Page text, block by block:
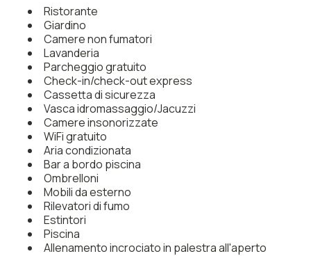
Ristorante
Giardino
Camere non fumatori
Lavanderia
Parcheggio gratuito
Check-in/check-out express
Cassetta di sicurezza
Vasca idromassaggio/Jacuzzi
Camere insonorizzate
WiFi gratuito
Aria condizionata
Bar a bordo piscina
Ombrelloni
Mobili da esterno
Rilevatori di fumo
Estintori
Piscina
Allenamento incrociato in palestra all'aperto